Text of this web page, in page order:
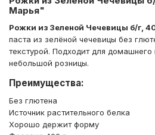
Марья"
Рожки из Зеленой Чечевицы б/г,
паста из зелёной чечевицы без
текстурой. Подходит для домашнего
небольшой розницы.
Преимущества:
Без глютена
Источник растительного белка
Хорошо держит форму